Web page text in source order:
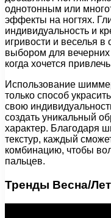
однотонным или
эффекты на ногтях.
индивидуальность и
игривости и веселья
выбором для
когда хочется
Использование
только способ
свою
создать уникальный
характер. Благодаря
текстур, каждый
комбинацию, чтобы
пальцев.
Тренды Весна/